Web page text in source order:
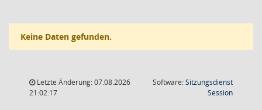
Keine Daten gefunden.
Letzte Änderung: 07.08.2026
21:02:17
Software:Sitzungsdienst
Session(Wird in